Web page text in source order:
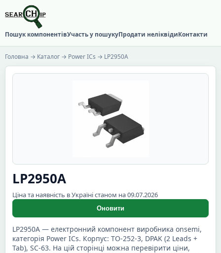
Пошук компонентівУчасть у пошукуПродати неліквідиКонтакти
Головна → Каталог → Power ICs → LP2950A
LP2950A
Ціна та наявність в Україні станом на 09.07.2026
Оновити
LP2950A — електронний компонент виробника onsemi,
категорія Power ICs. Корпус: TO-252-3, DPAK (2 Leads +
Tab), SC-63. На цій сторінці можна перевірити ціни,